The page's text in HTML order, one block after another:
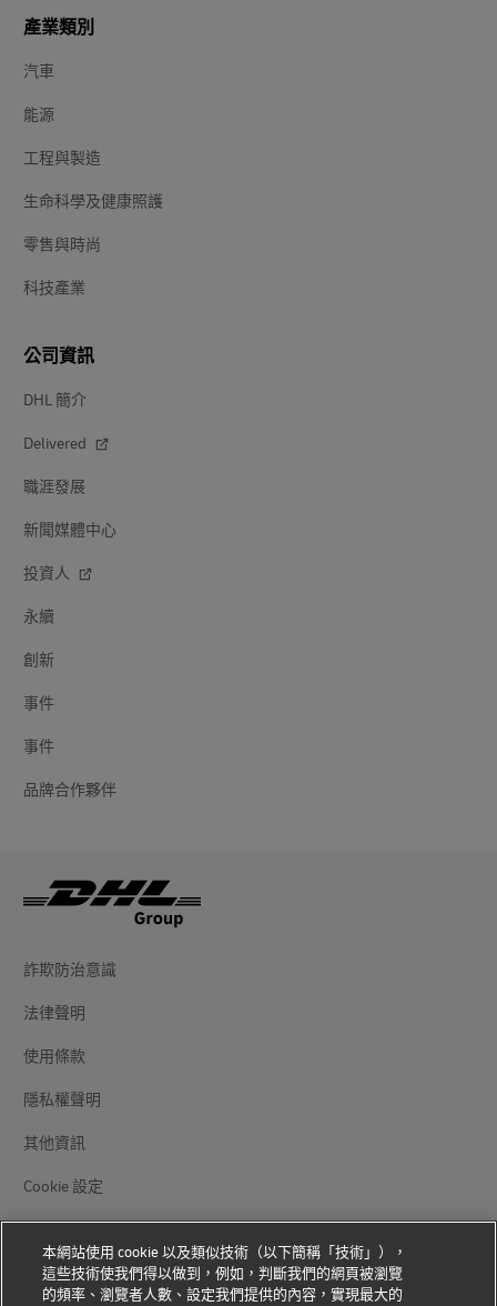
產業類別
汽車
能源
工程與製造
生命科學及健康照護
零售與時尚
科技產業
公司資訊
DHL 簡介
Delivered
職涯發展
新聞媒體中心
投資人
永續
創新
事件
事件
品牌合作夥伴
詐欺防治意識
法律聲明
使用條款
隱私權聲明
其他資訊
Cookie 設定
本網站使用 cookie 以及類似技術（以下簡稱「技術」），
這些技術使我們得以做到，例如，判斷我們的網頁被瀏覽
的頻率、瀏覽者人數、設定我們提供的內容，實現最大的